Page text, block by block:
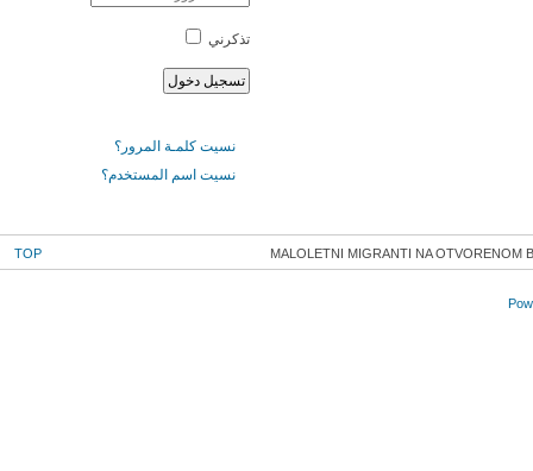
تذكرني
نسيت كلمـة المرور؟
نسيت اسم المستخدم؟
MALOLETNI MIGRANTI NA OTVORENOM
TOP